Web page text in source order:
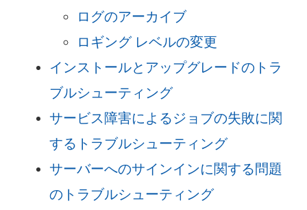
ログのアーカイブ
ロギング レベルの変更
インストールとアップグレードのトラ
ブルシューティング
サービス障害によるジョブの失敗に関
するトラブルシューティング
サーバーへのサインインに関する問題
のトラブルシューティング